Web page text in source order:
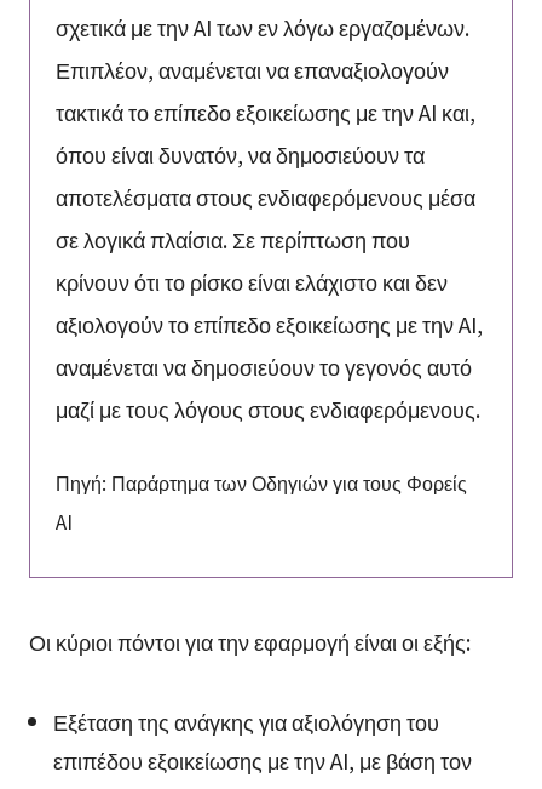
σχετικά με την AI των εν λόγω εργαζομένων.
Επιπλέον, αναμένεται να επαναξιολογούν
τακτικά το επίπεδο εξοικείωσης με την AI και,
όπου είναι δυνατόν, να δημοσιεύουν τα
αποτελέσματα στους ενδιαφερόμενους μέσα
σε λογικά πλαίσια. Σε περίπτωση που
κρίνουν ότι το ρίσκο είναι ελάχιστο και δεν
αξιολογούν το επίπεδο εξοικείωσης με την AI,
αναμένεται να δημοσιεύουν το γεγονός αυτό
μαζί με τους λόγους στους ενδιαφερόμενους.
Πηγή: Παράρτημα των Οδηγιών για τους Φορείς
AI
Οι κύριοι πόντοι για την εφαρμογή είναι οι εξής:
Εξέταση της ανάγκης για αξιολόγηση του
επιπέδου εξοικείωσης με την AI, με βάση τον